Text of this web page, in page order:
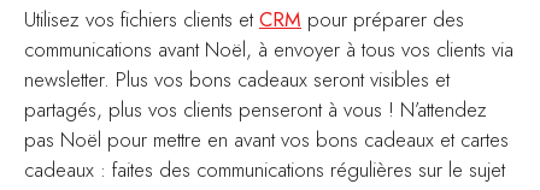
Utilisez vos fichiers clients etCRM pour préparer des
communications avant Noël, à envoyer à tous vos clients via
newsletter. Plus vos bons cadeaux seront visibles et
partagés, plus vos clients penseront à vous ! N’attendez
pas Noël pour mettre en avant vos bons cadeaux et cartes
cadeaux : faites des communications régulières sur le sujet